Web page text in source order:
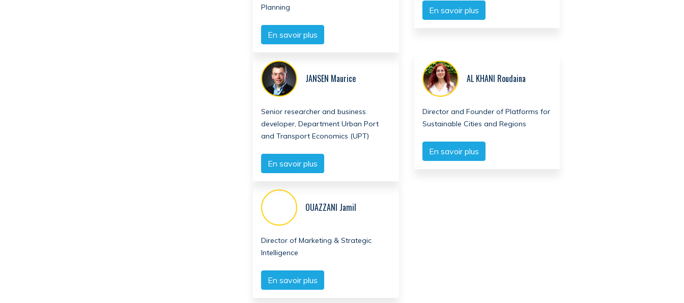
Planning
En savoir plus
En savoir plus
JANSEN Maurice
Senior researcher and business
developer, Department Urban Port
and Transport Economics (UPT)
En savoir plus
AL KHANI Roudaina
Director and Founder of Platforms for
Sustainable Cities and Regions
En savoir plus
OUAZZANI Jamil
Director of Marketing & Strategic
Intelligence
En savoir plus